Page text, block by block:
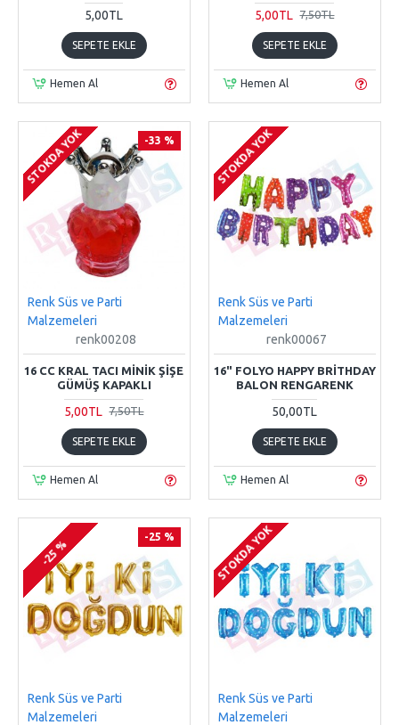
5,00TL
SEPETE EKLE
Hemen Al
5,00TL 7,50TL
SEPETE EKLE
Hemen Al
-33 %
-33 %
-33 %
STOKDA YOK
Renk Süs ve Parti
Malzemeleri
renk00208
16 CC KRAL TACI MINIK ŞIŞE
GÜMÜŞ KAPAKLI
5,00TL 7,50TL
SEPETE EKLE
Hemen Al
STOKDA YOK
Renk Süs ve Parti
Malzemeleri
renk00067
16" FOLYO HAPPY BRITHDAY
BALON RENGARENK
50,00TL
SEPETE EKLE
Hemen Al
-25 %
-25 %
-25 %
Renk Süs ve Parti
Malzemeleri
STOKDA YOK
Renk Süs ve Parti
Malzemeleri